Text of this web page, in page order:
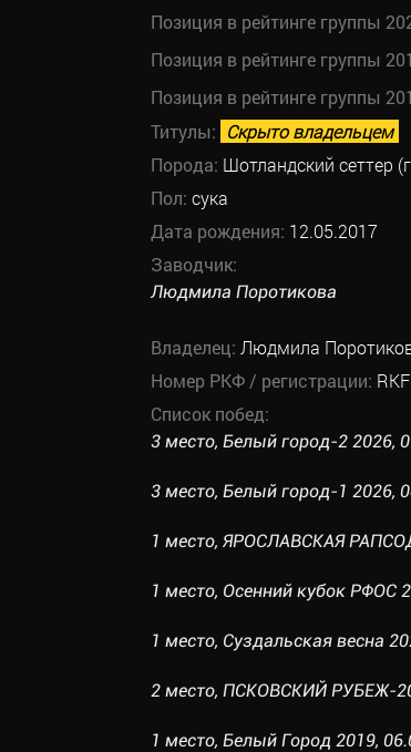
Позиция в рейтинге группы
Позиция в рейтинге группы
Позиция в рейтинге группы
Титулы: Скрыто владельцем
Порода: Шотландский сеттер
Пол: сука
Дата рождения: 12.05.2017
Заводчик:
Людмила Поротикова
Владелец: Людмила
Номер РКФ / регистрации:
Список побед:
3 место, Белый город-2 2026,
3 место, Белый город-1 2026,
1 место, ЯРОСЛАВСКАЯ
1 место, Осенний кубок РФОС
1 место, Суздальская весна
2 место, ПСКОВСКИЙ РУБЕЖ-
1 место, Белый Город 2019,